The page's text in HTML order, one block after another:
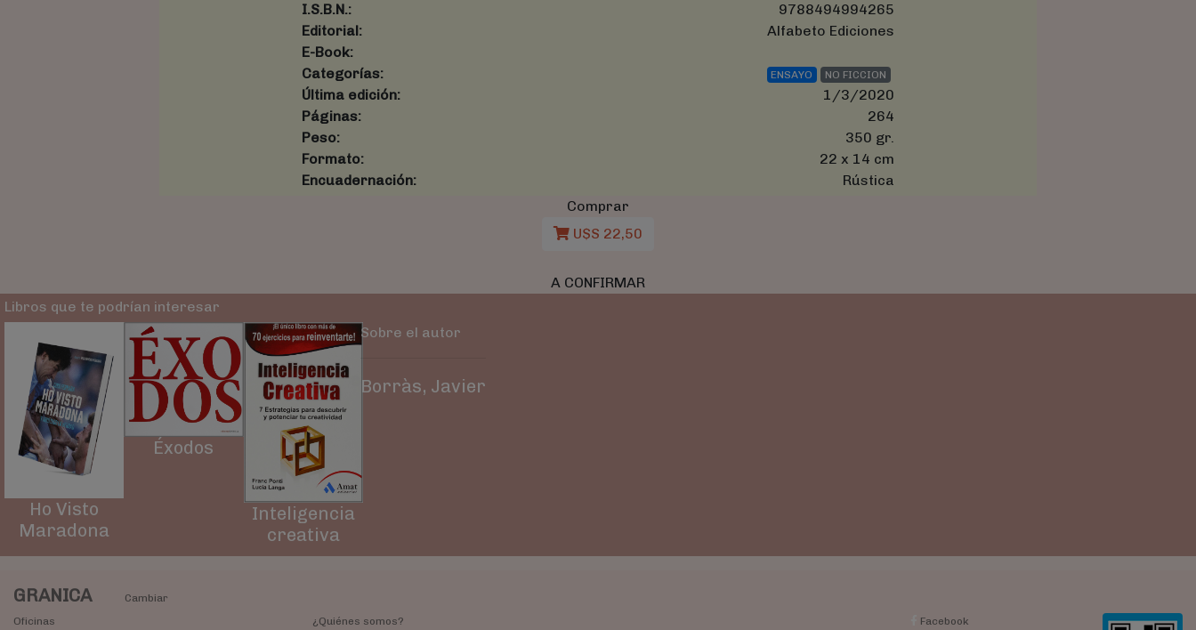
I.S.B.N.:
9788494994265
Editorial:
Alfabeto Ediciones
E-Book:
Categorías:
ENSAYO NO FICCION
Última edición:
1/3/2020
Páginas:
264
Peso:
350 gr.
Formato:
22 x 14 cm
Encuadernación:
Rústica
Comprar
U$S 22,50
A CONFIRMAR
Libros que te podrían interesar
Ho Visto
Maradona
Éxodos
Inteligencia
creativa
Sobre el autor
Borràs, Javier
GRANICA
Cambiar
Oficinas
¿Quiénes somos? Facebook